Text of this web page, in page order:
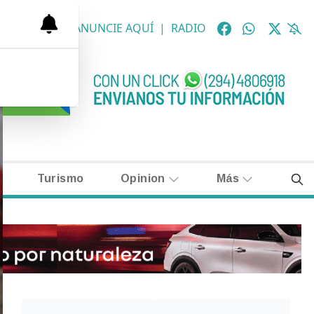
ANUNCIE AQUÍ | RADIO
Turismo Opinion Más